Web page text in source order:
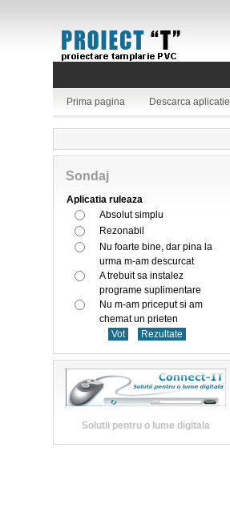
Prima pagina Descarca aplicatie
Sondaj
Aplicatia ruleaza
Absolut simplu
Rezonabil
Nu foarte bine, dar pina la
urma m-am descurcat
A trebuit sa instalez
programe suplimentare
Nu m-am priceput si am
chemat un prieten
Solutii pentru o lume digitala